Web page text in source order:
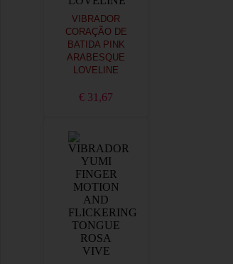
VIBRADOR
CORAÇÃO DE
BATIDA PINK
ARABESQUE
LOVELINE
€ 31,67